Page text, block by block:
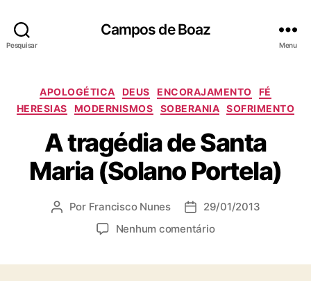
Pesquisar
Campos de Boaz
Menu
C
a
e
g
o
r
a
s
APOLOGÉTICA DEUS ENCORAJAMENTO
FÉ
HERESIAS
MODERNISMOS SOBERANIA SOFRIMENTO
A tragédia de Santa
Maria (Solano Portela)
A
r
Por Francisco Nunes
D
a
d
29/01/2013
Nenhum comentárioe